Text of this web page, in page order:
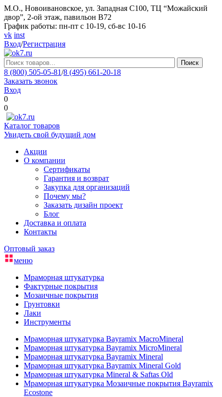
М.О., Новоивановское, ул. Западная С100, ТЦ “Можайский
двор”, 2-ой этаж, павильон В72
График работы: пн-пт с 10-19, сб-вс 10-16
vk inst
Вход/Регистрация
Поиск
8 (800) 505-05-81/8 (495) 661-20-18
Заказать звонок
Вход
0
0
Каталог товаров
Увидеть свой будущий дом
Акции
О компании
Сертификаты
Гарантия и возврат
Закупка для организаций
Почему мы?
Заказать дизайн проект
Блог
Доставка и оплата
Контакты
Оптовый заказ
меню
Мраморная штукатурка
Фактурные покрытия
Мозаичные покрытия
Грунтовки
Лаки
Инструменты
Мраморная штукатурка Bayramix MacroMineral
Мраморная штукатурка Bayramix MicroMineral
Мраморная штукатурка Bayramix Mineral
Мраморная штукатурка Bayramix Mineral Gold
Мраморная штукатурка Mineral & Saftas Old
Мраморная штукатурка Мозаичные покрытия Bayramix
Ecostone